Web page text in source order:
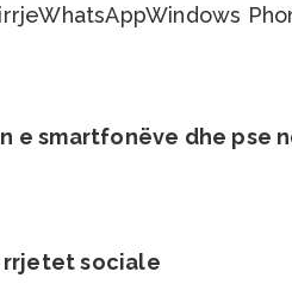
WhatsAppWindows
e smartfonëve dhe pse
rrjetet sociale